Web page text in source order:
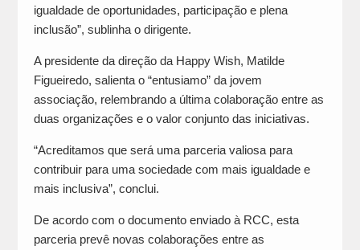
igualdade de oportunidades, participação e plena
inclusão”, sublinha o dirigente.
A presidente da direção da Happy Wish, Matilde
Figueiredo, salienta o “entusiamo” da jovem
associação, relembrando a última colaboração entre as
duas organizações e o valor conjunto das iniciativas.
“Acreditamos que será uma parceria valiosa para
contribuir para uma sociedade com mais igualdade e
mais inclusiva”, conclui.
De acordo com o documento enviado à RCC, esta
parceria prevê novas colaborações entre as